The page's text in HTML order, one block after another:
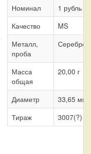
Номинал
1 рубль
Качество
MS
Металл,
проба
Серебро
Масса
общая
20,00 г
Диаметр
33,65 мм
Тираж
3007(?)